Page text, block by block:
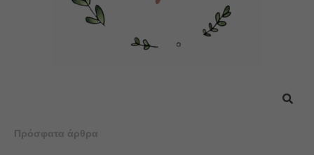
Πρόσφατα άρθρα